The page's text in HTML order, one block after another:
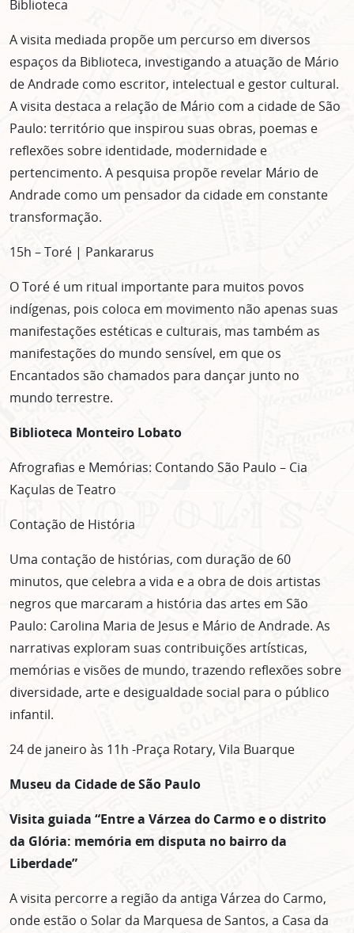
Biblioteca
A visita mediada propõe um percurso em diversos
espaços da Biblioteca, investigando a atuação de Mário
de Andrade como escritor, intelectual e gestor cultural.
A visita destaca a relação de Mário com a cidade de São
Paulo: território que inspirou suas obras, poemas e
reflexões sobre identidade, modernidade e
pertencimento. A pesquisa propõe revelar Mário de
Andrade como um pensador da cidade em constante
transformação.
15h – Toré | Pankararus
O Toré é um ritual importante para muitos povos
indígenas, pois coloca em movimento não apenas suas
manifestações estéticas e culturais, mas também as
manifestações do mundo sensível, em que os
Encantados são chamados para dançar junto no
mundo terrestre.
Biblioteca Monteiro Lobato
Afrografias e Memórias: Contando São Paulo – Cia
Kaçulas de Teatro
Contação de História
Uma contação de histórias, com duração de 60
minutos, que celebra a vida e a obra de dois artistas
negros que marcaram a história das artes em São
Paulo: Carolina Maria de Jesus e Mário de Andrade. As
narrativas exploram suas contribuições artísticas,
memórias e visões de mundo, trazendo reflexões sobre
diversidade, arte e desigualdade social para o público
infantil.
24 de janeiro às 11h -Praça Rotary, Vila Buarque
Museu da Cidade de São Paulo
Visita guiada “Entre a Várzea do Carmo e o distrito
da Glória: memória em disputa no bairro da
Liberdade”
A visita percorre a região da antiga Várzea do Carmo,
onde estão o Solar da Marquesa de Santos, a Casa da
Clique no botão abaixo para receber notícias sobre o
CLIQUE AQUI
não mostrar mais esse popup